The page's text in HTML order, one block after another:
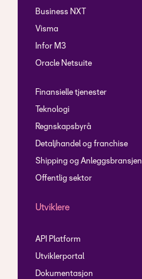
Business NXT
Visma
Infor M3
Oracle Netsuite
Finansielle tjenester
Teknologi
Regnskapsbyrå
Detaljhandel og franchise
Shipping og Anleggsbransjen
Offentlig sektor
Utviklere
API Platform
Utviklerportal
Dokumentasjon